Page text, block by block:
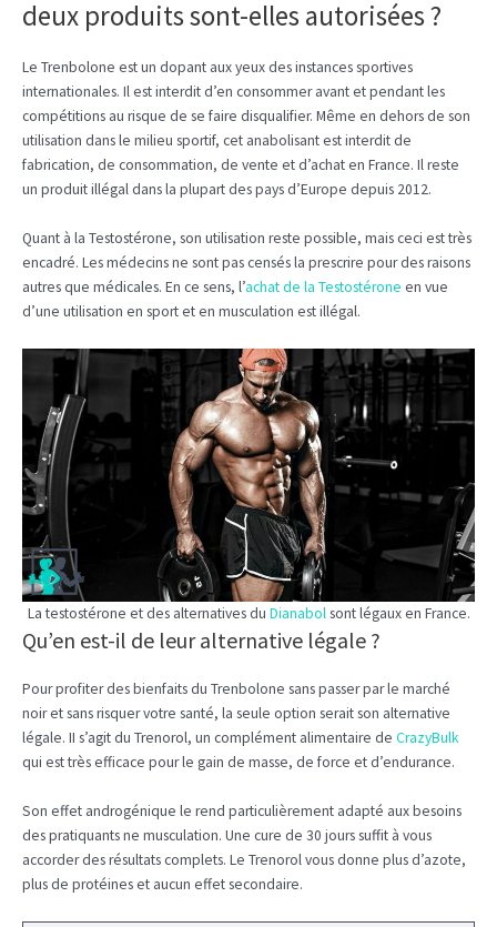
deux produits sont-elles autorisées ?
Le Trenbolone est un dopant aux yeux des instances sportives
internationales. Il est interdit d’en consommer avant et pendant les
compétitions au risque de se faire disqualifier. Même en dehors de son
utilisation dans le milieu sportif, cet anabolisant est interdit de
fabrication, de consommation, de vente et d’achat en France. Il reste
un produit illégal dans la plupart des pays d’Europe depuis 2012.
Quant à la Testostérone, son utilisation reste possible, mais ceci est très
encadré. Les médecins ne sont pas censés la prescrire pour des raisons
autres que médicales. En ce sens, l’achat de la Testostérone en vue
d’une utilisation en sport et en musculation est illégal.
La testostérone et des alternatives du Dianabolsont légaux en France.
Qu’en est-il de leur alternative légale ?
Pour profiter des bienfaits du Trenbolone sans passer par le marché
noir et sans risquer votre santé, la seule option serait son alternative
légale. II s’agit du Trenorol, un complément alimentaire de CrazyBulk
qui est très efficace pour le gain de masse, de force et d’endurance.
Son effet androgénique le rend particulièrement adapté aux besoins
des pratiquants ne musculation. Une cure de 30 jours suffit à vous
accorder des résultats complets. Le Trenorol vous donne plus d’azote,
plus de protéines et aucun effet secondaire.